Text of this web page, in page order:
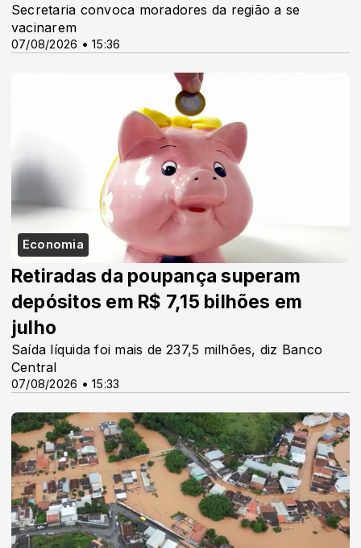
07/08/2026 • 15:36
Secretaria convoca moradores da região a se
vacinarem
Economia
07/08/2026 • 15:33
Retiradas da poupança superam
depósitos em R$ 7,15 bilhões em
julho
Saída líquida foi mais de 237,5 milhões, diz Banco
Central